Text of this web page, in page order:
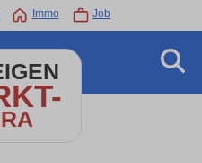
Immo Job